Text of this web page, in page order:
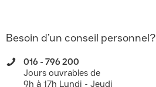
Besoin d’un conseil personnel?
016 - 796 200
Jours ouvrables de
9h à 17h Lundi - Jeudi